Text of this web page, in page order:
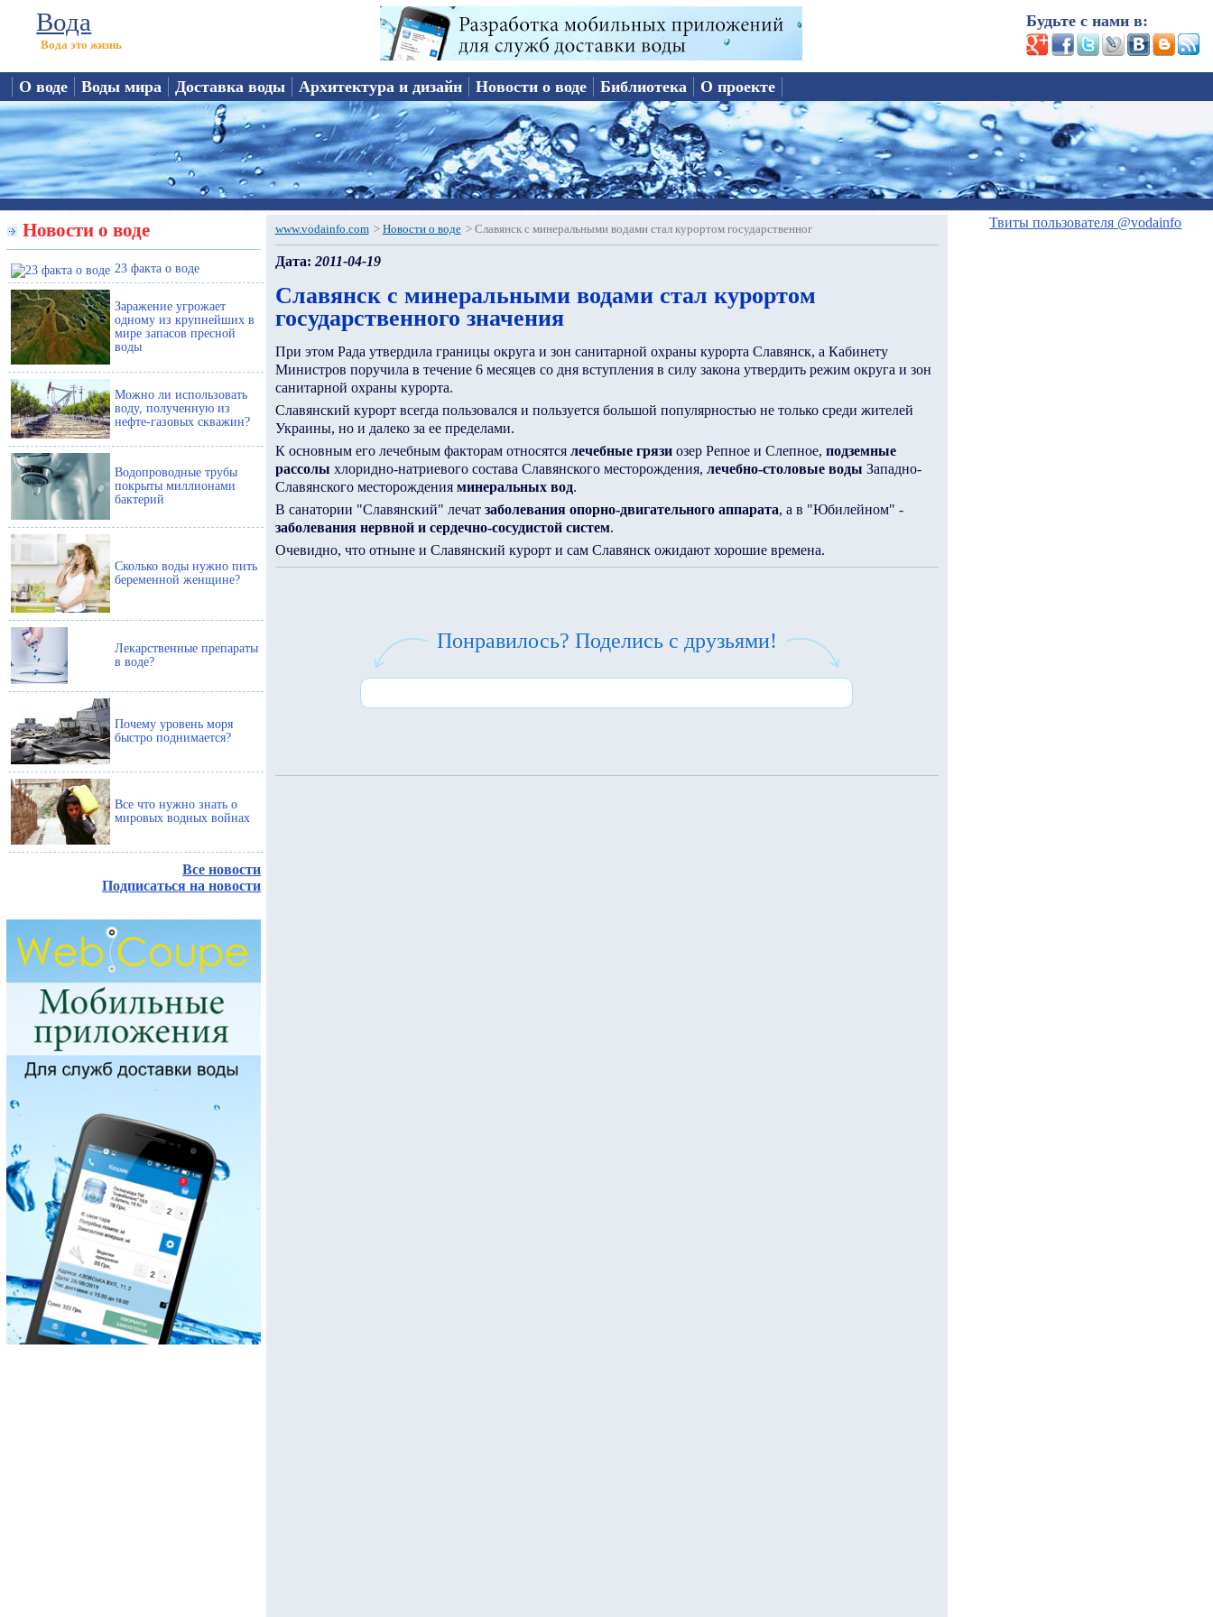
Вода
Вода это жизнь
Будьте с нами в:
О воде Воды мира Доставка воды Архитектура и дизайн Новости о воде Библиотека О проекте
Новости о воде
23 факта о воде
Заражение угрожает
одному из крупнейших в
мире запасов пресной
воды
Можно ли использовать
воду, полученную из
нефте-газовых скважин?
Водопроводные трубы
покрыты миллионами
бактерий
Сколько воды нужно пить
беременной женщине?
Лекарственные препараты
в воде?
Почему уровень моря
быстро поднимается?
Все что нужно знать о
мировых водных войнах
Все новости
Подписаться на новости
www.vodainfo.com > Новости о воде > Славянск с минеральными водами стал курортом государственног
Дата: 2011-04-19
Славянск с минеральными водами стал курортом
государственного значения
При этом Рада утвердила границы округа и зон санитарной охраны курорта Славянск, а Кабинету
Министров поручила в течение 6 месяцев со дня вступления в силу закона утвердить режим округа и зон
санитарной охраны курорта.
Славянский курорт всегда пользовался и пользуется большой популярностью не только среди жителей
Украины, но и далеко за ее пределами.
К основным его лечебным факторам относятся лечебные грязиозер Репное и Слепное, подземные
рассолы хлоридно-натриевого состава Славянского месторождения, лечебно-столовые воды Западно-
Славянского месторождения минеральных вод.
В санатории "Славянский" лечат заболевания опорно-двигательного аппарата, а в "Юбилейном" -
заболевания нервной и сердечно-сосудистой систем.
Очевидно, что отныне и Славянский курорт и сам Славянск ожидают хорошие времена.
Понравилось? Поделись с друзьями!
Твиты пользователя @vodainfo